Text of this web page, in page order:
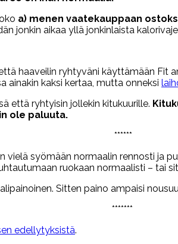
a) menen vaatekauppaan
jonkin aikaa yllä jonkinlaista
haaveilin ryhtyväni käyttämään Fit
ainakin kaksi kertaa, mutta onneksi
että ryhtyisin jollekin kitukuurille.
ole paluuta.
******
syömään normaalin rennosti ja
ruokaan normaalisti – tai
Sitten paino ampaisi
*******
edellytyksistä.